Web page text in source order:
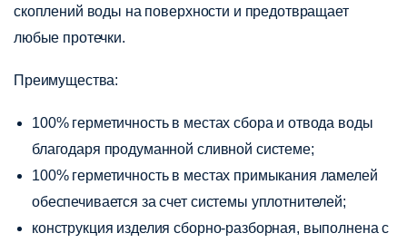
скоплений воды на поверхности и предотвращает
любые протечки.
Преимущества:
100% герметичность в местах сбора и отвода воды
благодаря продуманной сливной системе;
100% герметичность в местах примыкания ламелей
обеспечивается за счет системы уплотнителей;
конструкция изделия сборно-разборная, выполнена с